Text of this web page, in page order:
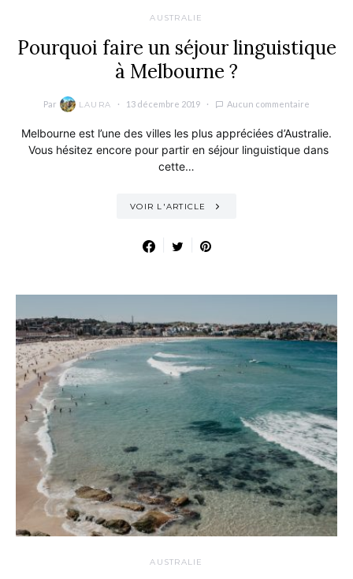
AUSTRALIE
Pourquoi faire un séjour linguistique
à Melbourne ?
Par LAURA 13 décembre 2019 Aucun commentaire
Melbourne est l’une des villes les plus appréciées d’Australie.
Vous hésitez encore pour partir en séjour linguistique dans
cette…
VOIR L'ARTICLE
AUSTRALIE